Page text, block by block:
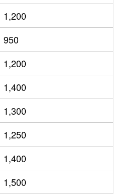
万円
万円
万円
万円
万円
万円
万円
円
1,200
950
1,200
1,400
1,300
1,250
1,400
1,500